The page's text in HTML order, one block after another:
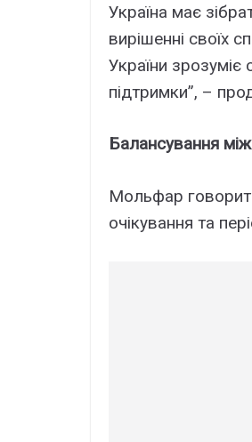
Україна має
вирішенні своїх
України зрозуміє
підтримки”, –
Балансування
Мольфар
очікування та